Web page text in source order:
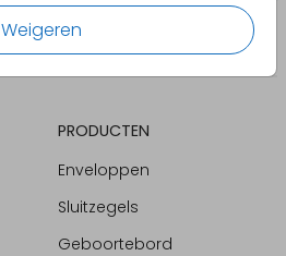
Weigeren
PRODUCTEN
Enveloppen
Sluitzegels
Geboortebord